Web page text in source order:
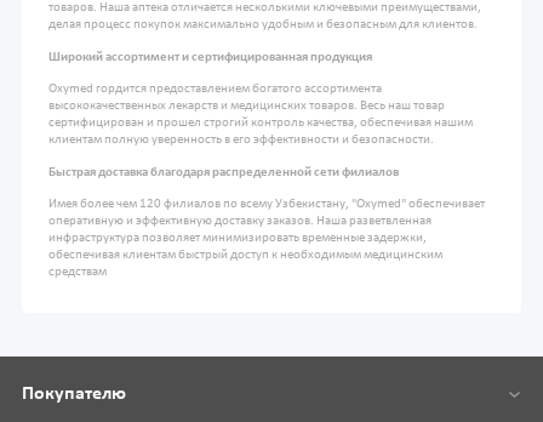
товаров. Наша аптека отличается несколькими ключевыми преимуществами,
делая процесс покупок максимально удобным и безопасным для клиентов.
Широкий ассортимент и сертифицированная продукция
Oxymed гордится предоставлением богатого ассортимента
высококачественных лекарств и медицинских товаров. Весь наш товар
сертифицирован и прошел строгий контроль качества, обеспечивая нашим
клиентам полную уверенность в его эффективности и безопасности.
Быстрая доставка благодаря распределенной сети филиалов
Имея более чем 120 филиалов по всему Узбекистану, "Oxymed" обеспечивает
оперативную и эффективную доставку заказов. Наша разветвленная
инфраструктура позволяет минимизировать временные задержки,
обеспечивая клиентам быстрый доступ к необходимым медицинским
средствам
Покупателю